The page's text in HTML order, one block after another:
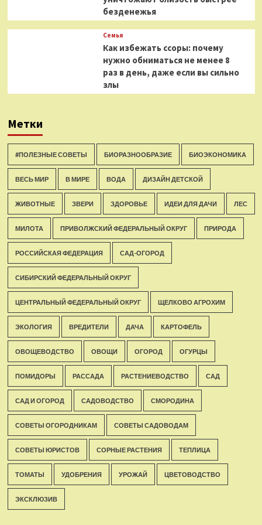
безденежья
Семья
Как избежать ссоры: почему
нужно обниматься не менее 8
раз в день, даже если вы сильно
злы
Метки
#ПОЛЕЗНЫЕ СОВЕТЫ БИОРАЗНООБРАЗИЕ БИОЭКОНОМИКА
ВЕСЬ МИР В МИРЕ ВОДА ДИЗАЙН ДЕТСКОЙ
ЖИВОТНЫЕ ЗВЕРИ ЗДОРОВЬЕ ИДЕИ ДЛЯ ДАЧИ ЛЕС
МИЛОТА ПРИВОЛЖСКИЙ ФЕДЕРАЛЬНЫЙ ОКРУГ ПРИРОДА
РОССИЙСКАЯ ФЕДЕРАЦИЯ САД-ОГОРОД
СИБИРСКИЙ ФЕДЕРАЛЬНЫЙ ОКРУГ
ЦЕНТРАЛЬНЫЙ ФЕДЕРАЛЬНЫЙ ОКРУГ ЩЕЛКОВО АГРОХИМ
ЭКОЛОГИЯ ВРЕДИТЕЛИ ДАЧА КАРТОФЕЛЬ
ОВОЩЕВОДСТВО ОВОЩИ ОГОРОД ОГУРЦЫ
ПОМИДОРЫ РАССАДА РАСТЕНИЕВОДСТВО САД
САД И ОГОРОД САДОВОДСТВО СМОРОДИНА
СОВЕТЫ ОГОРОДНИКАМ СОВЕТЫ САДОВОДАМ
СОВЕТЫ ЮРИСТОВ СОРНЫЕ РАСТЕНИЯ ТЕПЛИЦА
ТОМАТЫ УДОБРЕНИЯ УРОЖАЙ ЦВЕТОВОДСТВО
ЭКСКЛЮЗИВ